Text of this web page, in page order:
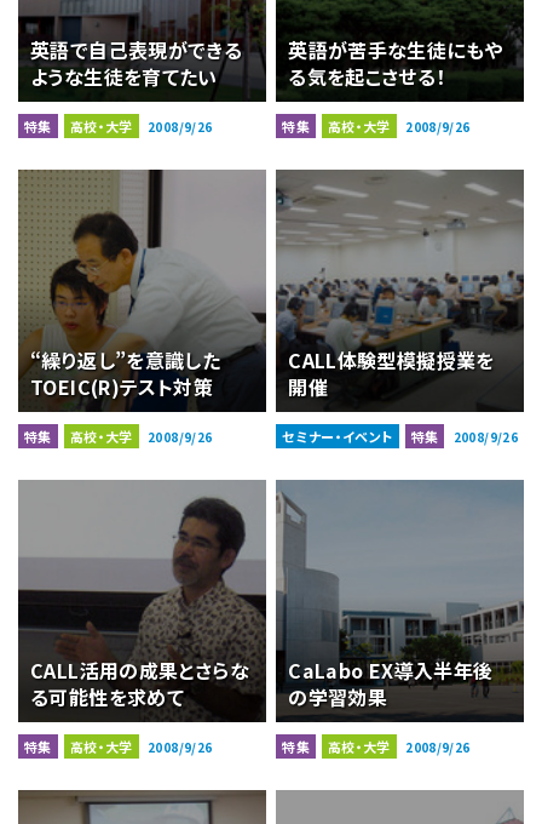
英語で自己表現ができる
ような生徒を育てたい
特集 高校・大学 2008/9/26
英語が苦手な生徒にもや
る気を起こさせる！
特集 高校・大学 2008/9/26
“繰り返し”を意識した
TOEIC(R)テスト対策
特集 高校・大学 2008/9/26
CALL体験型模擬授業を
開催
セミナー・イベント 特集 2008/9/26
CALL活用の成果とさらな
る可能性を求めて
特集 高校・大学 2008/9/26
CaLabo EX導入半年後
の学習効果
特集 高校・大学 2008/9/26